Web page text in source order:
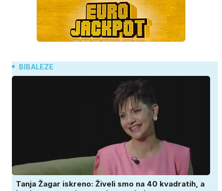
BIBALEZE
Tanja Žagar iskreno: Živeli smo na 40 kvadratih, a